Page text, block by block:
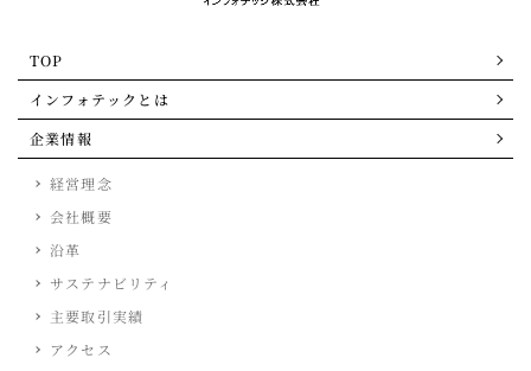
TOP
インフォテックとは
企業情報
経営理念
会社概要
沿革
サステナビリティ
主要取引実績
アクセス